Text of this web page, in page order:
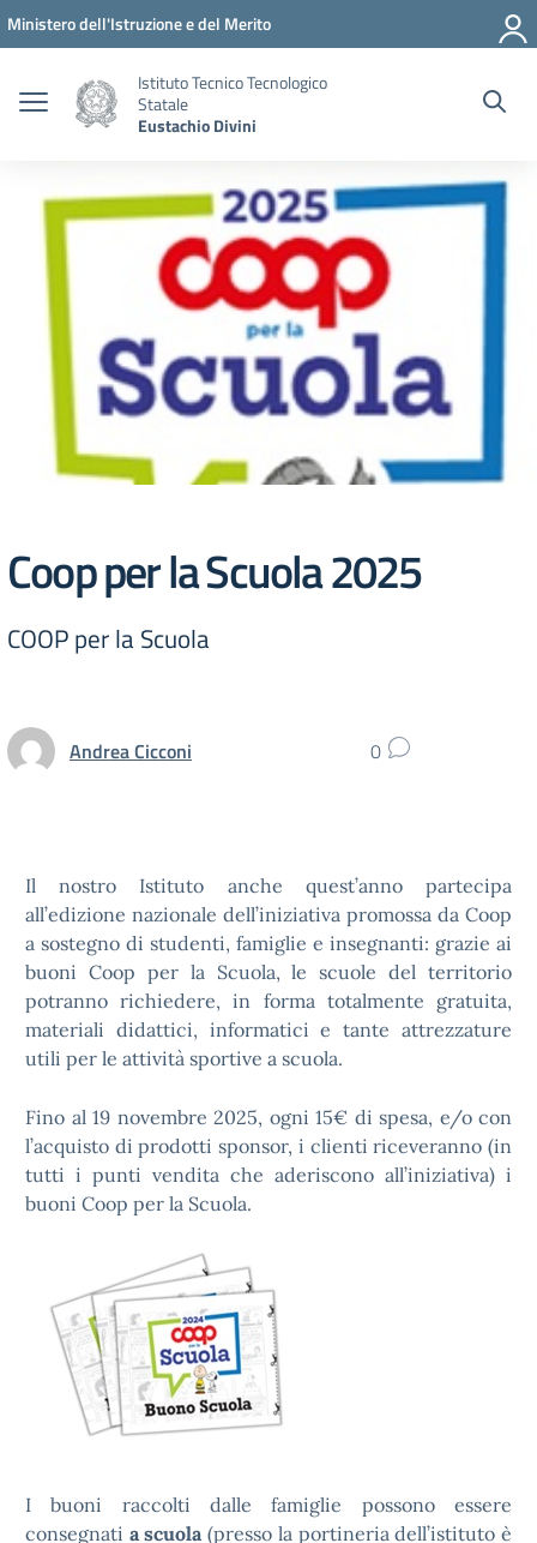
Vai ai contenuti
Vai al menu di navigazione
Vai al footer
Ministero dell'Istruzione e del Merito
Istituto Tecnico Tecnologico
Statale
Eustachio Divini
Coop per la Scuola 2025
COOP per la Scuola
Andrea Cicconi 0
Il nostro Istituto anche quest’anno partecipa
all’edizione nazionale dell’iniziativa promossa da Coop
a sostegno di studenti, famiglie e insegnanti: grazie ai
buoni Coop per la Scuola, le scuole del territorio
potranno richiedere, in forma totalmente gratuita,
materiali didattici, informatici e tante attrezzature
utili per le attività sportive a scuola.
Fino al 19 novembre 2025, ogni 15€ di spesa, e/o con
l’acquisto di prodotti sponsor, i clienti riceveranno (in
tutti i punti vendita che aderiscono all’iniziativa) i
buoni Coop per la Scuola.
I buoni raccolti dalle famiglie possono essere
consegnati a scuola(presso la portineria dell’istituto è